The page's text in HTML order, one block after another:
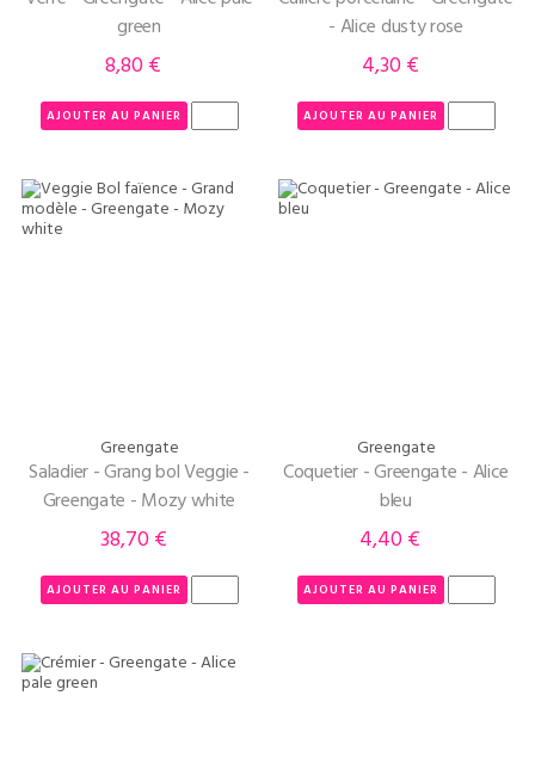
green
Prix
8,80 €
AJOUTER AU PANIER
- Alice dusty rose
Prix
4,30 €
AJOUTER AU PANIER
Greengate
Saladier - Grang bol Veggie -
Greengate - Mozy white
Prix
38,70 €
AJOUTER AU PANIER
Greengate
Coquetier - Greengate - Alice
bleu
Prix
4,40 €
AJOUTER AU PANIER